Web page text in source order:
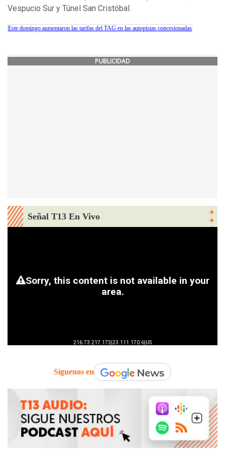
Vespucio Sur y Túnel San Cristóbal.
Este domingo aumentaron las tarifas del TAG en las autopistas concesionadas
PUBLICIDAD
Señal T13 En Vivo
Síguenos en